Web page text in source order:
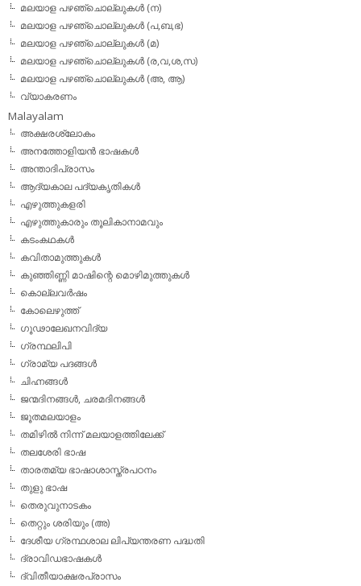
മലയാള പഴഞ്ചൊല്ലുകള്‍ (ന)
മലയാള പഴഞ്ചൊല്ലുകള്‍ (പ,ബ,ഭ)
മലയാള പഴഞ്ചൊല്ലുകള്‍ (മ)
മലയാള പഴഞ്ചൊല്ലുകള്‍ (ര,വ,ശ,സ)
മലയാള പഴഞ്ചൊല്ലുകൾ (അ, ആ)
വ്യാകരണം
Malayalam
അക്ഷരശ്ലോകം
അനത്തോളിയന്‍ ഭാഷകള്‍
അന്താദിപ്രാസം
ആദ്യകാല പദ്യകൃതികള്‍
എഴുത്തുകളരി
എഴുത്തുകാരും തൂലികാനാമവും
കടംകഥകള്‍
കവിതാമുത്തുകള്‍
കുഞ്ഞിണ്ണി മാഷിന്റെ മൊഴിമുത്തുകള്‍
കൊല്ലവര്‍ഷം
കോലെഴുത്ത്
ഗൂഢാലേഖനവിദ്യ
ഗ്രന്ഥലിപി
ഗ്രാമ്യ പദങ്ങള്‍
ചിഹ്നങ്ങള്‍
ജന്മദിനങ്ങള്‍, ചരമദിനങ്ങള്‍
ജൂതമലയാളം
തമിഴില്‍ നിന്ന് മലയാളത്തിലേക്ക്
തലശേരി ഭാഷ
താരതമ്യ ഭാഷാശാസ്ത്രപഠനം
തുളു ഭാഷ
തെരുവുനാടകം
തെറ്റും ശരിയും (അ)
ദേശീയ ഗ്രന്ഥശാല ലിപ്യന്തരണ പദ്ധതി
ദ്രാവിഡഭാഷകള്‍
ദ്വിതീയാക്ഷരപ്രാസം